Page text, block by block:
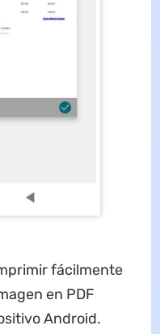
fácilmente
en PDF
Android.